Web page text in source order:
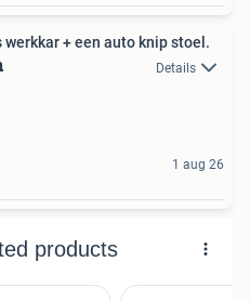
werkkar + een auto knip stoel.
Details
1 aug 26